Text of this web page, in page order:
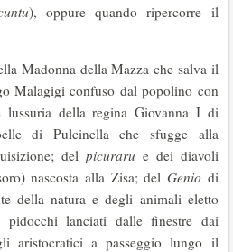
), oppure quando ripercorre il
Madonna della Mazza che salva il
Malagigi confuso dal popolino con
lussuria della regina Giovanna I di
di Pulcinella che sfugge alla
del picuraru e dei diavoli
nascosta alla Zisa; del Genio di
della natura e degli animali eletto
lanciati dalle finestre dai
aristocratici a passeggio lungo il